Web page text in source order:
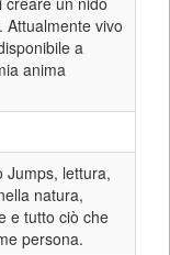
Attualmente vivo
a
anima
Jumps, lettura,
natura,
e tutto ciò che
persona.